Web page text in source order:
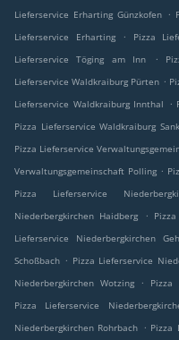
Lieferservice Erharting Günzkofen .
Lieferservice Erharting
. Pizza
Lieferservice Töging am Inn
.
Lieferservice Waldkraiburg Pürten .
Lieferservice Waldkraiburg Innthal
.
Pizza Lieferservice Waldkraiburg
Pizza Lieferservice
Verwaltungsgemeinschaft Polling .
Pizza Lieferservice
Niederbergkirchen Haidberg
.
Lieferservice Niederbergkirchen
Schoßbach . Pizza Lieferservice
Niederbergkirchen Wotzing
. Pizza
Pizza Lieferservice
Niederbergkirchen Rohrbach . Pizza